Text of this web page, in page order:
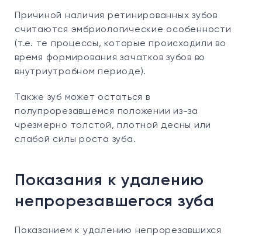
Причиной наличия ретинированных зубов
считаются эмбриологические особенности
(т.е. те процессы, которые происходили во
время формирования зачатков зубов во
внутриутробном периоде).
Также зуб может остаться в
полупрорезавшемся положении из-за
чрезмерно толстой, плотной десны или
слабой силы роста зуба.
Показания к удалению
непрорезавшегося зуба
Показанием к удалению непрорезавшихся